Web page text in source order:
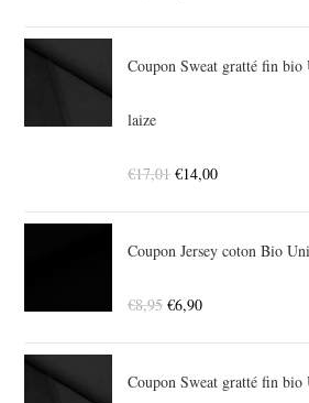
Coupon Sweat gratté fin
laize
€17,01 €14,00
Coupon Jersey coton Bio
€8,95 €6,90
Coupon Sweat gratté fin